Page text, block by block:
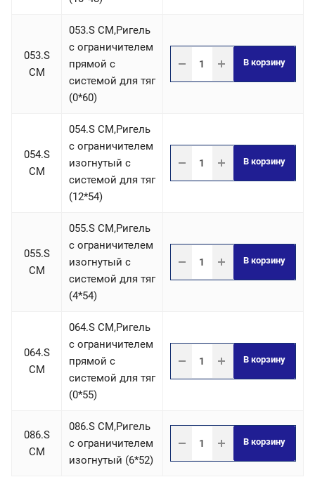
053.S
СM
053.S СM,Ригель
c ограничителем
прямой с
системой для тяг
(0*60)
В корзину
054.S
СM
054.S СM,Ригель
c ограничителем
изогнутый с
системой для тяг
(12*54)
В корзину
055.S
СM
055.S СM,Ригель
c ограничителем
изогнутый с
системой для тяг
(4*54)
В корзину
064.S
СM
064.S СM,Ригель
c ограничителем
прямой с
системой для тяг
(0*55)
В корзину
086.S
СM
086.S СM,Ригель
c ограничителем
изогнутый (6*52)
В корзину